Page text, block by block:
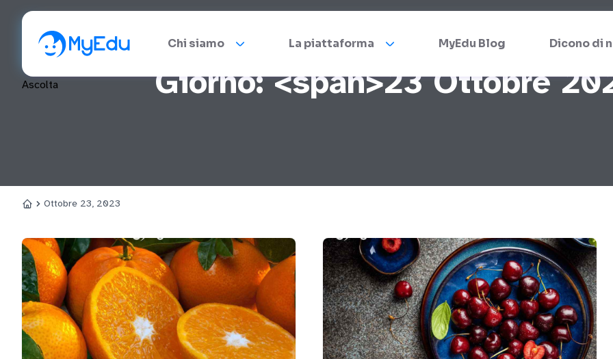
Chi siamo La piattaforma MyEdu Blog Dicono di
Ascolta Giorno: <span>23 Ottobre
HomeOttobre 23, 2023